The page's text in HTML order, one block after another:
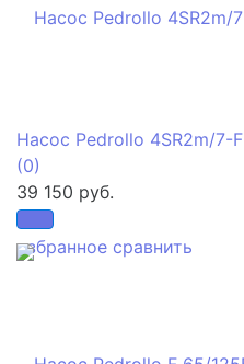
избранное сравнить
Насос Pedrollo 4SR2m/7-F
(0)
39 150 руб.